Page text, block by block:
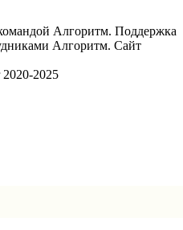
Алгоритм. Поддержка
Алгоритм. Сайт
2025